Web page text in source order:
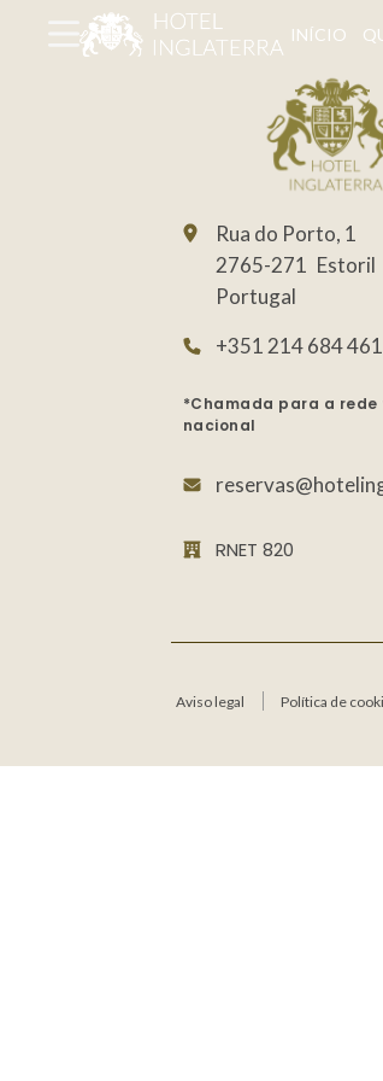
INÍCIO
Rua do Porto, 1
2765-271 Estoril
Portugal
+351 214 684 461
*Chamada para a rede
nacional
RNET 820
Aviso legal Política de